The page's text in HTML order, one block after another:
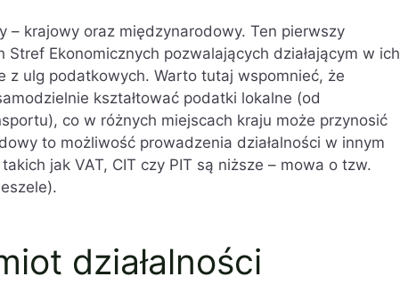
– krajowy oraz międzynarodowy. Ten pierwszy
Stref Ekonomicznych pozwalających działającym w ich
z ulg podatkowych. Warto tutaj wspomnieć, że
kształtować podatki lokalne (od
co w różnych miejscach kraju może przynosić
to możliwość prowadzenia działalności w innym
takich jak VAT, CIT czy PIT są niższe – mowa o tzw.
działalności